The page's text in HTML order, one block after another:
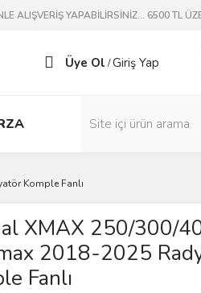
ALIŞVERİŞ YAPABİLİRSİNİZ... 6500 TL
Üye Ol /Giriş Yap
Komple Fanlı
XMAX 250/300/
2018-2025
Fanlı